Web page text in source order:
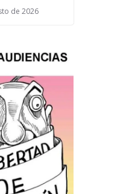
de 2026